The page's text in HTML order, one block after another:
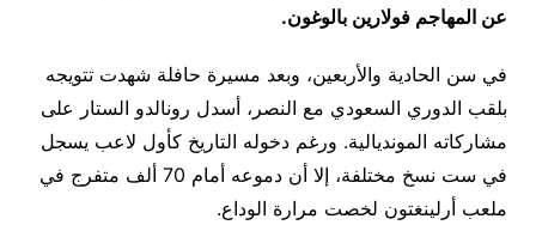
عن المهاجم فولارين بالوغون.
في سن الحادية والأربعين، وبعد مسيرة حافلة شهدت تتويجه
بلقب الدوري السعودي مع النصر، أسدل رونالدو الستار على
مشاركاته المونديالية. ورغم دخوله التاريخ كأول لاعب يسجل
في ست نسخ مختلفة، إلا أن دموعه أمام 70 ألف متفرج في
ملعب أرلينغتون لخصت مرارة الوداع.